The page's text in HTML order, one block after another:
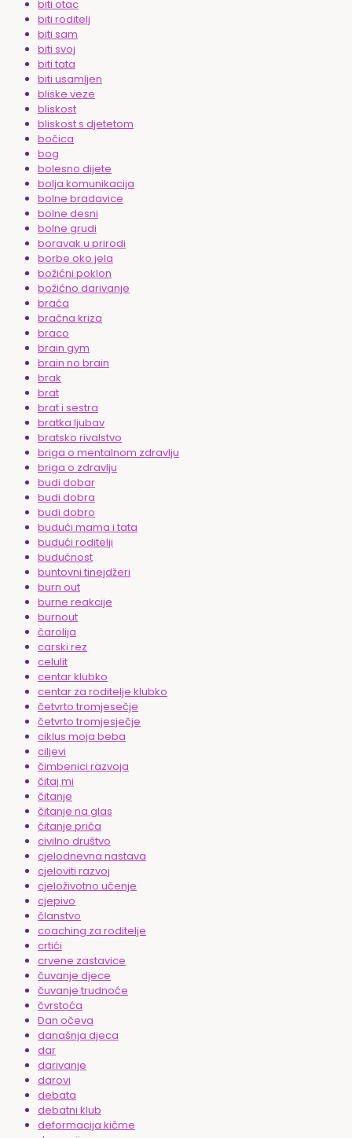
biti otac
biti roditelj
biti sam
biti svoj
biti tata
biti usamljen
bliske veze
bliskost
bliskost s djetetom
bočica
bog
bolesno dijete
bolja komunikacija
bolne bradavice
bolne desni
bolne grudi
boravak u prirodi
borbe oko jela
božićni poklon
božićno darivanje
braća
bračna kriza
braco
brain gym
brain no brain
brak
brat
brat i sestra
bratka ljubav
bratsko rivalstvo
briga o mentalnom zdravlju
briga o zdravlju
budi dobar
budi dobra
budi dobro
budući mama i tata
budući roditelji
budućnost
buntovni tinejdžeri
burn out
burne reakcije
burnout
čarolija
carski rez
celulit
centar klubko
centar za roditelje klubko
četvrto tromjesečje
četvrto tromjesječje
ciklus moja beba
ciljevi
čimbenici razvoja
čitaj mi
čitanje
čitanje na glas
čitanje priča
civilno društvo
cjelodnevna nastava
cjeloviti razvoj
cjeloživotno učenje
cjepivo
članstvo
coaching za roditelje
crtići
crvene zastavice
čuvanje djece
čuvanje trudnoće
čvrstoća
Dan očeva
današnja djeca
dar
darivanje
darovi
debata
debatni klub
deformacija kičme